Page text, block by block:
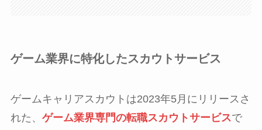
ゲーム業界に特化したスカウトサービス
ゲームキャリアスカウトは2023年5月にリリースさ
れた、 ゲーム業界専門の転職スカウトサービスで